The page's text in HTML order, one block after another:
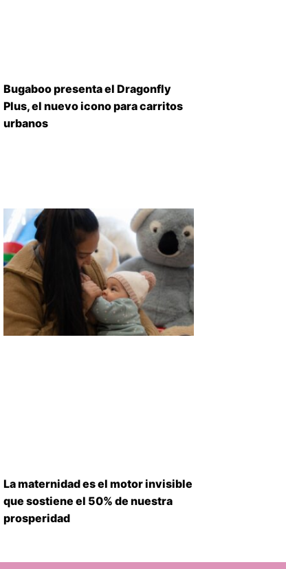
Bugaboo presenta el Dragonfly
Plus, el nuevo icono para carritos
urbanos
La maternidad es el motor invisible
que sostiene el 50% de nuestra
prosperidad